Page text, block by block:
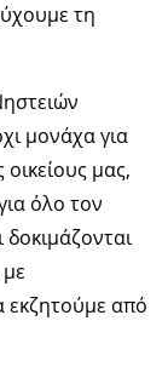
τη
μονάχα για
μας,
όλο τον
δοκιμάζονται
εκζητούμε από